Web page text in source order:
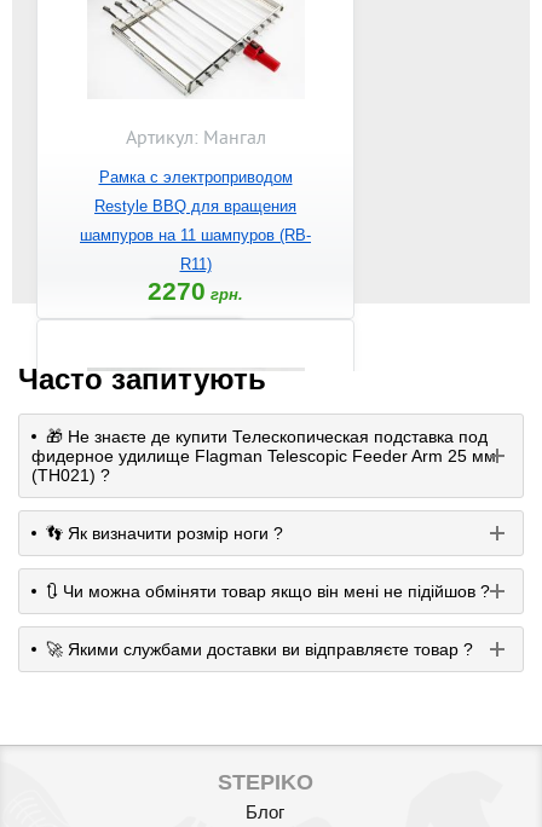
Артикул: Мангал
Рамка с электроприводом
Restyle BBQ для вращения
шампуров на 11 шампуров (RB-
R11)
2270 грн.
Артикул: Мангал
Рамка с электроприводом для
вращения шампуров Restyle
BBQ на 7 шампуров (RB-R7)
1880
Часто запитують
🎁 Не знаєте де купити Телескопическая подставка под
фидерное удилище Flagman Telescopic Feeder Arm 25 мм
(TH021) ?
👣 Як визначити розмір ноги ?
🔃 Чи можна обміняти товар якщо він мені не підійшов ?
🚀 Якими службами доставки ви відправляєте товар ?
STEPIKO
Блог